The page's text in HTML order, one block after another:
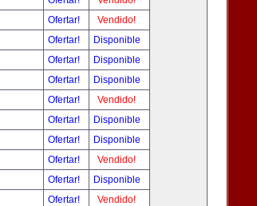
Ofertar!
Vendido!
Ofertar!
Disponible
Ofertar!
Disponible
Ofertar!
Disponible
Ofertar!
Vendido!
Ofertar!
Disponible
Ofertar!
Disponible
Ofertar!
Vendido!
Ofertar!
Disponible
Ofertar!
Vendido!